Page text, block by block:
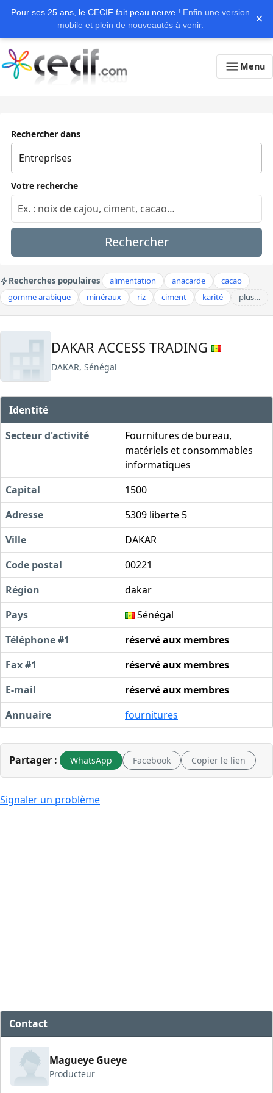
Pour ses 25 ans, le CECIF fait peau neuve ! Enfin une version
mobile et plein de nouveautés à venir.
×
Menu
Rechercher dans
Votre recherche
Rechercher
Recherches populaires alimentation anacarde
cacao
gomme arabique
minéraux riz ciment karité plus…
DAKAR ACCESS TRADING
DAKAR, Sénégal
Identité
Secteur d'activité
Fournitures de bureau,
matériels et consommables
informatiques
Capital
1500
Adresse
5309 liberte 5
Ville
DAKAR
Code postal
00221
Région
dakar
Pays
Sénégal
Téléphone #1
réservé aux membres
Fax #1
réservé aux membres
E-mail
réservé aux membres
Annuaire
fournitures
Partager : WhatsApp Facebook Copier le lien
Signaler un problème
Contact
Magueye Gueye
Producteur